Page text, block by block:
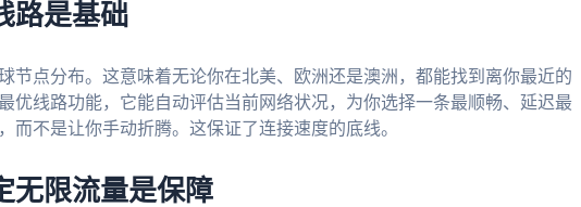
路是基础
节点分布。这意味着无论你在北美、欧洲还是澳洲，都能找到离你最近的
优线路功能，它能自动评估当前网络状况，为你选择一条最顺畅、延迟最
而不是让你手动折腾。这保证了连接速度的底线。
无限流量是保障